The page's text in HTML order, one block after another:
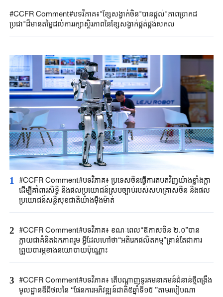
#CCFR Comment#បទវិភាគ៖"ខ្សែសង្វាក់ចិន"បានផ្តល់"ភាពប្រាកដ
ប្រជា"ដ៏មានតម្លៃដល់ការរក្សាស្ថិរភាពនៃខ្សែសង្វាក់ផ្គត់ផ្គង់សកល
1
#CCFR Comment#បទវិភាគ៖ ប្រទេសចិនធ្វើការតបតវិញយ៉ាងខ្លាំងក្លា
ដើម្បីគាំពារសិទ្ធិ និងផលប្រយោជន៍ស្របច្បាប់របស់សហគ្រាសចិន និងផល
ប្រយោជន៍សន្តិសុខជាតិយ៉ាងម៉ឺងម៉ាត់
2 #CCFR Comment#បទវិភាគ៖ ខណៈពេល“ឱកាសចិន ២.០”បាន
ក្លាយជាគំនិតឯកភាពរួម អ្វីដែលហៅថា“អតិរេកផលិតកម្ម”គ្រាន់តែជាការ
ព្រួយបារម្ភខាងនយោបាយប៉ុណ្ណោះ
3 #CCFR Comment#បទវិភាគ៖ តើបណ្តាញទូរគមនាគមន៍ជំនាន់ថ្មីពង្រឹង
មូលដ្ឋានឌីជីថលនៃ “ផែនការអភិវឌ្ឍន៍ជាតិ៥ឆ្នាំទី១៥ ”តាមរបៀបណា